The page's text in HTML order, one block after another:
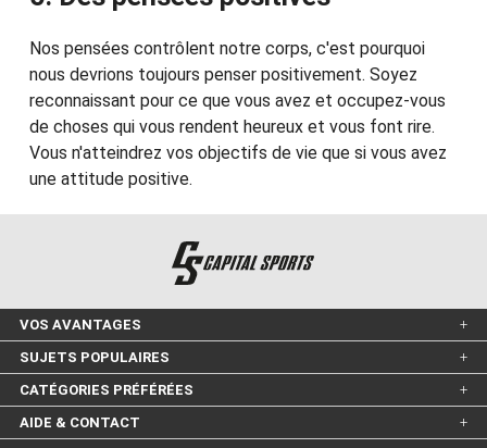
Nos pensées contrôlent notre corps, c'est pourquoi
nous devrions toujours penser positivement. Soyez
reconnaissant pour ce que vous avez et occupez-vous
de choses qui vous rendent heureux et vous font rire.
Vous n'atteindrez vos objectifs de vie que si vous avez
une attitude positive.
VOS AVANTAGES
SUJETS POPULAIRES
CATÉGORIES PRÉFÉRÉES
AIDE & CONTACT